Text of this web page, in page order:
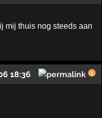
mij thuis nog steeds aan
18:36